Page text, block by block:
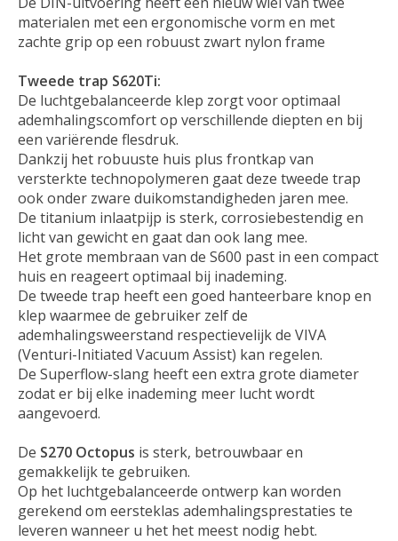
materialen met een ergonomische vorm en met
zachte grip op een robuust zwart nylon frame
Tweede trap S620Ti:
De luchtgebalanceerde klep zorgt voor optimaal
ademhalingscomfort op verschillende diepten en bij
een variërende flesdruk.
Dankzij het robuuste huis plus frontkap van
versterkte technopolymeren gaat deze tweede trap
ook onder zware duikomstandigheden jaren mee.
De titanium inlaatpijp is sterk, corrosiebestendig en
licht van gewicht en gaat dan ook lang mee.
Het grote membraan van de S600 past in een compact
huis en reageert optimaal bij inademing.
De tweede trap heeft een goed hanteerbare knop en
klep waarmee de gebruiker zelf de
ademhalingsweerstand respectievelijk de VIVA
(Venturi-Initiated Vacuum Assist) kan regelen.
De Superflow-slang heeft een extra grote diameter
zodat er bij elke inademing meer lucht wordt
aangevoerd.
De S270 Octopus is sterk, betrouwbaar en
gemakkelijk te gebruiken.
Op het luchtgebalanceerde ontwerp kan worden
gerekend om eersteklas ademhalingsprestaties te
leveren wanneer u het het meest nodig hebt.